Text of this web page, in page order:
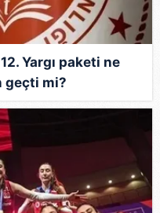
Yargı paketi ne
geçti mi?